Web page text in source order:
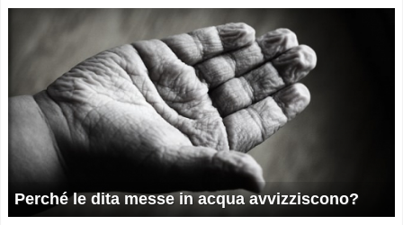
Perché le dita messe in acqua avvizziscono?